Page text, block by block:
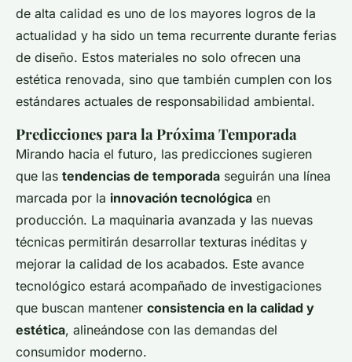
de alta calidad es uno de los mayores logros de la
actualidad y ha sido un tema recurrente durante ferias
de diseño. Estos materiales no solo ofrecen una
estética renovada, sino que también cumplen con los
estándares actuales de responsabilidad ambiental.
Predicciones para la Próxima Temporada
Mirando hacia el futuro, las predicciones sugieren
que las tendencias de temporada seguirán una línea
marcada por la innovación tecnológica en
producción. La maquinaria avanzada y las nuevas
técnicas permitirán desarrollar texturas inéditas y
mejorar la calidad de los acabados. Este avance
tecnológico estará acompañado de investigaciones
que buscan mantener consistencia en la calidad y
estética, alineándose con las demandas del
consumidor moderno.